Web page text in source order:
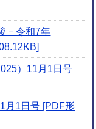
－令和7年
）11月1日号
月1日号 [PDF形